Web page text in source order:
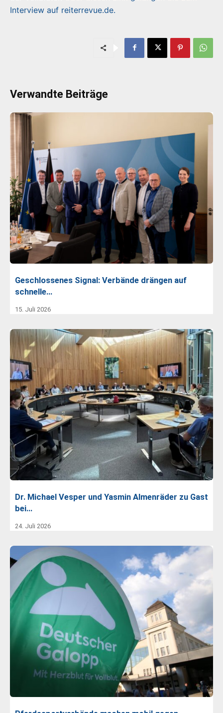
Interview auf reiterrevue.de.
Verwandte Beiträge
Geschlossenes Signal: Verbände drängen auf
schnelle…
15. Juli 2026
Dr. Michael Vesper und Yasmin Almenräder zu Gast
bei…
24. Juli 2026